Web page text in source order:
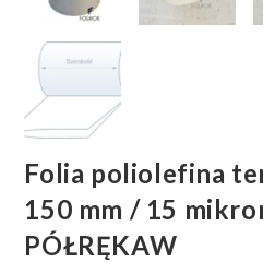
Folia poliolefina
150 mm / 15
PÓŁRĘKAW